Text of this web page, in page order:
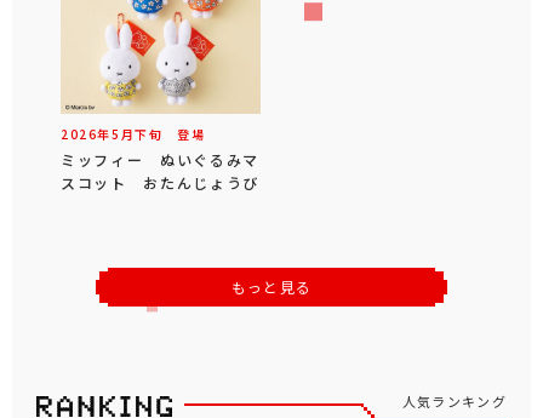
2026年5 月下旬 登場
ミッフィー ぬいぐるみマ
スコット おたんじょうび
もっと見る
人気ランキング